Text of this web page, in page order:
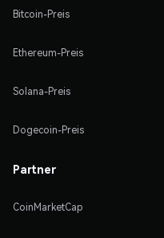
Bitcoin-Preis
Ethereum-Preis
Solana-Preis
Dogecoin-Preis
Partner
CoinMarketCap